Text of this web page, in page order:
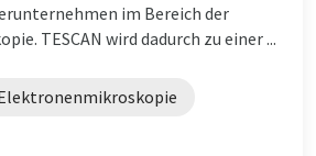
im Bereich der
TESCAN wird dadurch zu einer ...